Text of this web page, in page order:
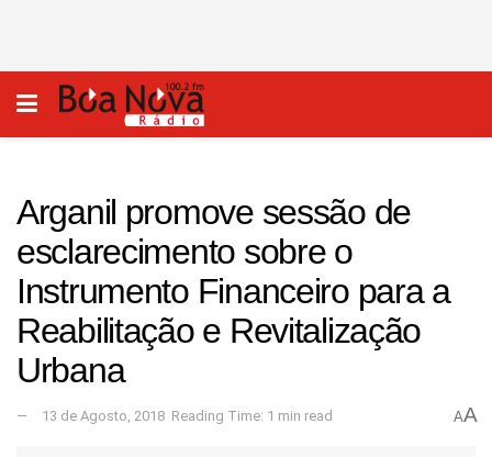
Arganil promove sessão de
esclarecimento sobre o
Instrumento Financeiro para a
Reabilitação e Revitalização
Urbana
13 de Agosto, 2018 Reading Time: 1 min read AA